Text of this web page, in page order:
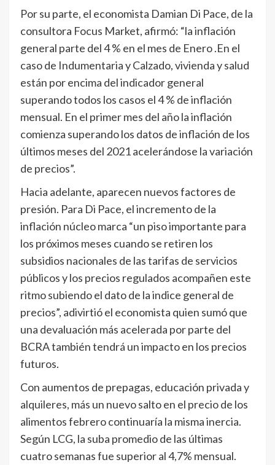
Por su parte, el economista Damian Di Pace, de la
consultora Focus Market, afirmó: “la inflación
general parte del 4 % en el mes de Enero .En el
caso de Indumentaria y Calzado, vivienda y salud
están por encima del indicador general
superando todos los casos el 4 % de inflación
mensual. En el primer mes del año la inflación
comienza superando los datos de inflación de los
últimos meses del 2021 acelerándose la variación
de precios”.
Hacia adelante, aparecen nuevos factores de
presión. Para Di Pace, el incremento de la
inflación núcleo marca “un piso importante para
los próximos meses cuando se retiren los
subsidios nacionales de las tarifas de servicios
públicos y los precios regulados acompañen este
ritmo subiendo el dato de la indice general de
precios”, adivirtió el economista quien sumó que
una devaluación más acelerada por parte del
BCRA también tendrá un impacto en los precios
futuros.
Con aumentos de prepagas, educación privada y
alquileres, más un nuevo salto en el precio de los
alimentos febrero continuaría la misma inercia.
Según LCG, la suba promedio de las últimas
cuatro semanas fue superior al 4,7% mensual.